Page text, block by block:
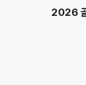
2026